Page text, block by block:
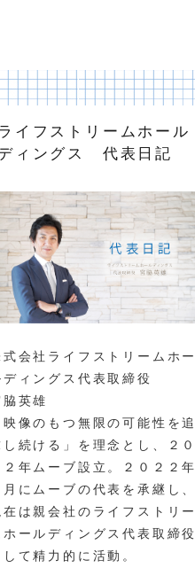
イフストリームホール
ィングス 代表日記
式会社ライフストリームホー
ディングス代表取締役
脇英雄
映像のもつ無限の可能性を追
し続ける」を理念とし、２０
２年ムーブ設立。２０２２年
月にムーブの代表を承継し、
在は親会社のライフストリー
ホールディングス代表取締役
して精力的に活動。